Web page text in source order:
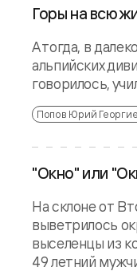
Горы на всю
А тогда, в
альпийских
говорилось,
Попов Юрий
"Окно" или
На склоне от
выветрилось
выселенцы из
49 летний